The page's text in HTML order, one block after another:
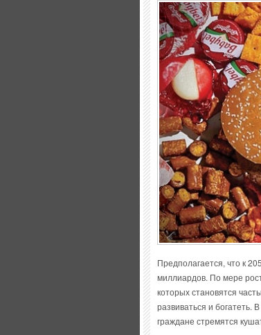
Предполагается, что к
миллиардов. По мере
которых становятся
развиваться и
граждане стремятся